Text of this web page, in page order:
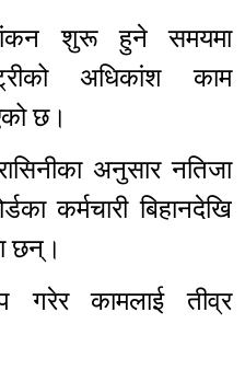
शुरू हुने समयमा
अधिकांश काम
छ।
अनुसार नतिजा
कर्मचारी बिहानदेखि
छन्।
कामलाई तीव्र